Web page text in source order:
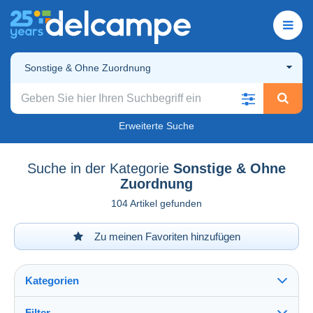
Sonstige & Ohne Zuordnung
Erweiterte Suche
Suche in der Kategorie Sonstige & Ohne
Zuordnung
104 Artikel gefunden
Zu meinen Favoriten hinzufügen
Kategorien